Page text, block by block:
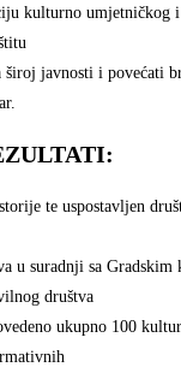
kulturno umjetničkog
široj javnosti i povećati
te uspostavljen
u suradnji sa Gradskim
društva
ukupno 100